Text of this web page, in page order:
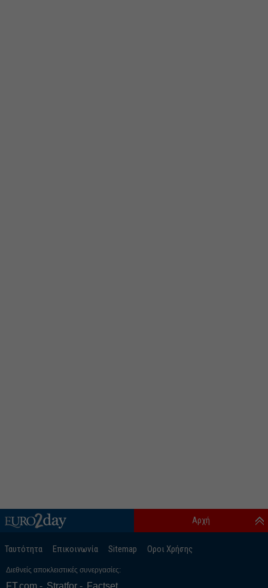
Ταυτότητα Επικοινωνία Sitemap Οροι Χρήσης
Αρχή
Διεθνείς αποκλειστικές συνεργασίες:
FT.com Stratfor Factset